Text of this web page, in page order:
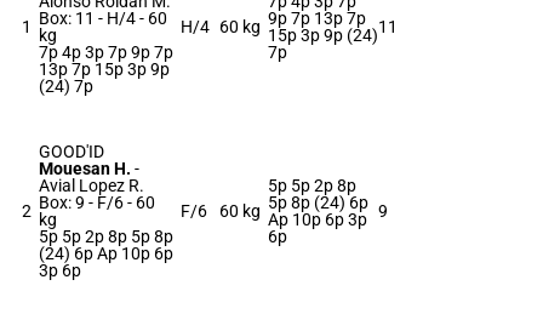
1
Box: 11 - H/4 - 60
kg
7p 4p 3p 7p 9p 7p
13p 7p 15p 3p 9p
(24) 7p
H/4 60 kg 9p 7p 13p 7p
15p 3p 9p (24)
7p
11
2
GOOD'ID
Mouesan H. -
Avial Lopez R.
Box: 9 - F/6 - 60
kg
5p 5p 2p 8p 5p 8p
(24) 6p Ap 10p 6p
3p 6p
F/6 60 kg
5p 5p 2p 8p
5p 8p (24) 6p
Ap 10p 6p 3p
6p
9